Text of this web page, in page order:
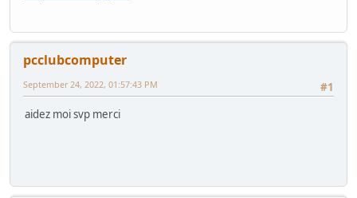
pcclubcomputer
#1
September 24, 2022, 01:57:43 PM
aidez moi svp merci